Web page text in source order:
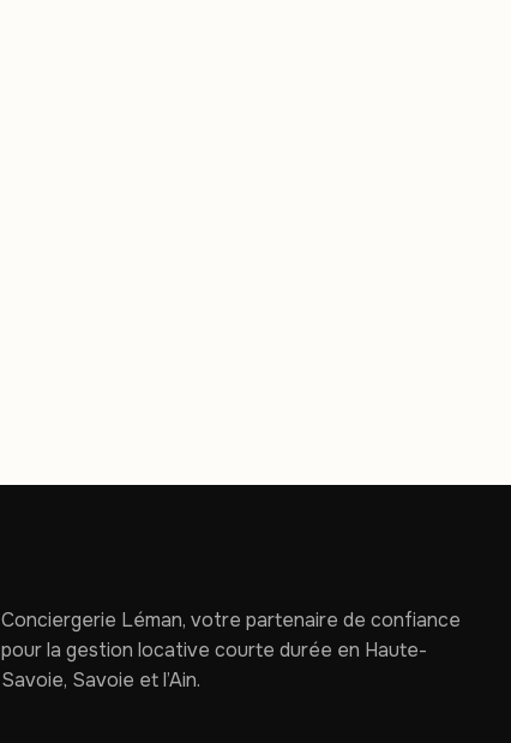
Conciergerie Léman, votre partenaire de confiance
pour la gestion locative courte durée en Haute-
Savoie, Savoie et l’Ain.